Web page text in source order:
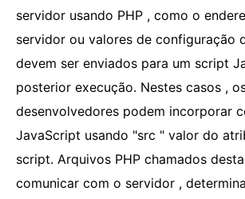
servidor usando PHP , como o
servidor ou valores de configuração
devem ser enviados para um script
posterior execução. Nestes casos ,
desenvolvedores podem incorporar
JavaScript usando "src " valor do
script. Arquivos PHP chamados
comunicar com o servidor ,